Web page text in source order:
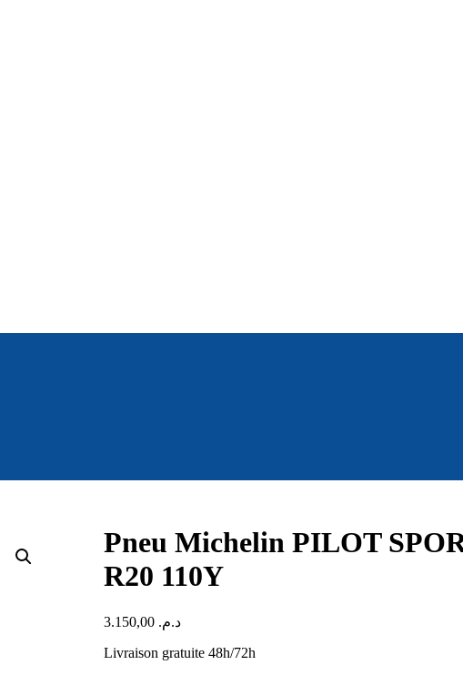
Pneu Michelin PILOT
R20 110Y
د.م. 3.150,00
Livraison gratuite 48h/72h